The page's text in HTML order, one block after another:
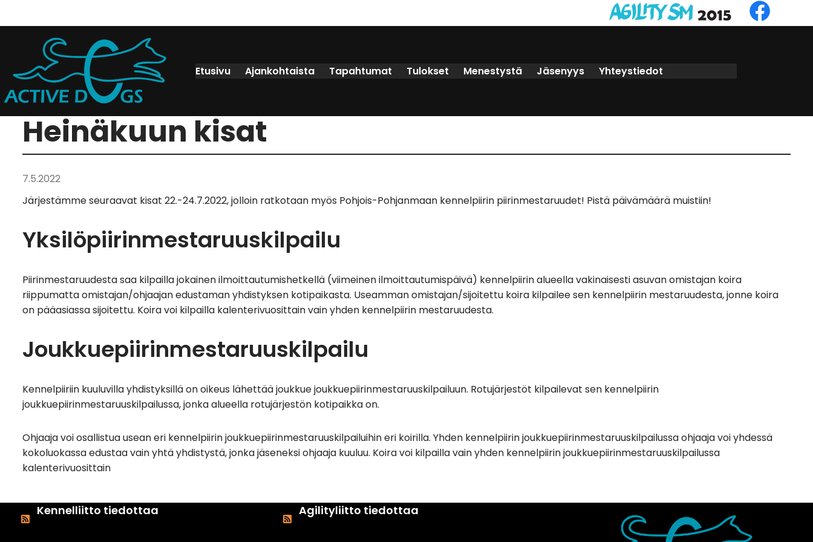
Etusivu Ajankohtaista Tapahtumat Tulokset Menestystä Jäsenyys Yhteystiedot
Heinäkuun kisat
7.5.2022
Järjestämme seuraavat kisat 22.-24.7.2022, jolloin ratkotaan myös Pohjois-Pohjanmaan kennelpiirin piirinmestaruudet! Pistä päivämäärä muistiin!
Yksilöpiirinmestaruuskilpailu
Piirinmestaruudesta saa kilpailla jokainen ilmoittautumishetkellä (viimeinen ilmoittautumispäivä) kennelpiirin alueella vakinaisesti asuvan omistajan koira
riippumatta omistajan/ohjaajan edustaman yhdistyksen kotipaikasta. Useamman omistajan/sijoitettu koira kilpailee sen kennelpiirin mestaruudesta, jonne koira
on pääasiassa sijoitettu. Koira voi kilpailla kalenterivuosittain vain yhden kennelpiirin mestaruudesta.
Joukkuepiirinmestaruuskilpailu
Kennelpiiriin kuuluvilla yhdistyksillä on oikeus lähettää joukkue joukkuepiirinmestaruuskilpailuun. Rotujärjestöt kilpailevat sen kennelpiirin
joukkuepiirinmestaruuskilpailussa, jonka alueella rotujärjestön kotipaikka on.
Ohjaaja voi osallistua usean eri kennelpiirin joukkuepiirinmestaruuskilpailuihin eri koirilla. Yhden kennelpiirin joukkuepiirinmestaruuskilpailussa ohjaaja voi yhdessä
kokoluokassa edustaa vain yhtä yhdistystä, jonka jäseneksi ohjaaja kuuluu. Koira voi kilpailla vain yhden kennelpiirin joukkuepiirinmestaruuskilpailussa
kalenterivuosittain
Kennelliitto tiedottaa Agilityliitto tiedottaa